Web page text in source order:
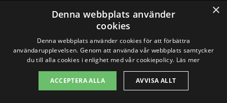
plattform för att hitta det som passar just
dig och dina behov. Oavsett om det är en
spontan överraskning eller en noga
planerad gest, så är blommor en
underbar väg att uttrycka dina känslor.
×
Denna webbplats använder
cookies
Denna webbplats använder cookies för att förbättra
användarupplevelsen. Genom att använda vår webbplats samtycker
du till alla cookies i enlighet med vår cookiepolicy. Läs mer
ACCEPTERA ALLA AVVISA ALLT